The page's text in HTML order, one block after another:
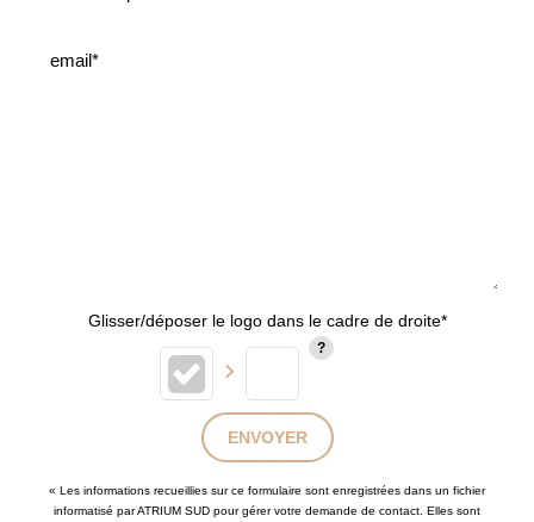
Glisser/déposer le logo dans le cadre de droite*
ENVOYER
« Les informations recueillies sur ce formulaire sont enregistrées dans un fichier
informatisé par ATRIUM SUD pour gérer votre demande de contact. Elles sont